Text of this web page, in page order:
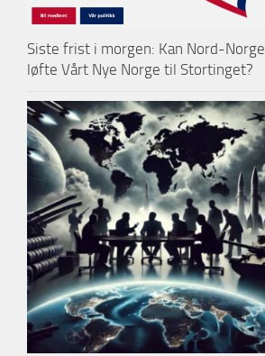
Siste frist i morgen: Kan Nord-Norge
løfte Vårt Nye Norge til Stortinget?